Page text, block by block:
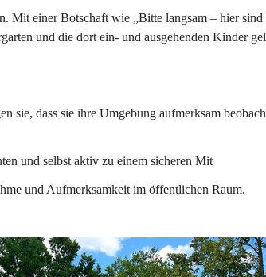
Mit einer Botschaft wie „Bitte langsam – hier
und die dort ein- und ausgehenden Kinder
sie, dass sie ihre Umgebung aufmerksam
und selbst aktiv zu einem sicheren Mit
und Aufmerksamkeit im öffentlichen Raum.